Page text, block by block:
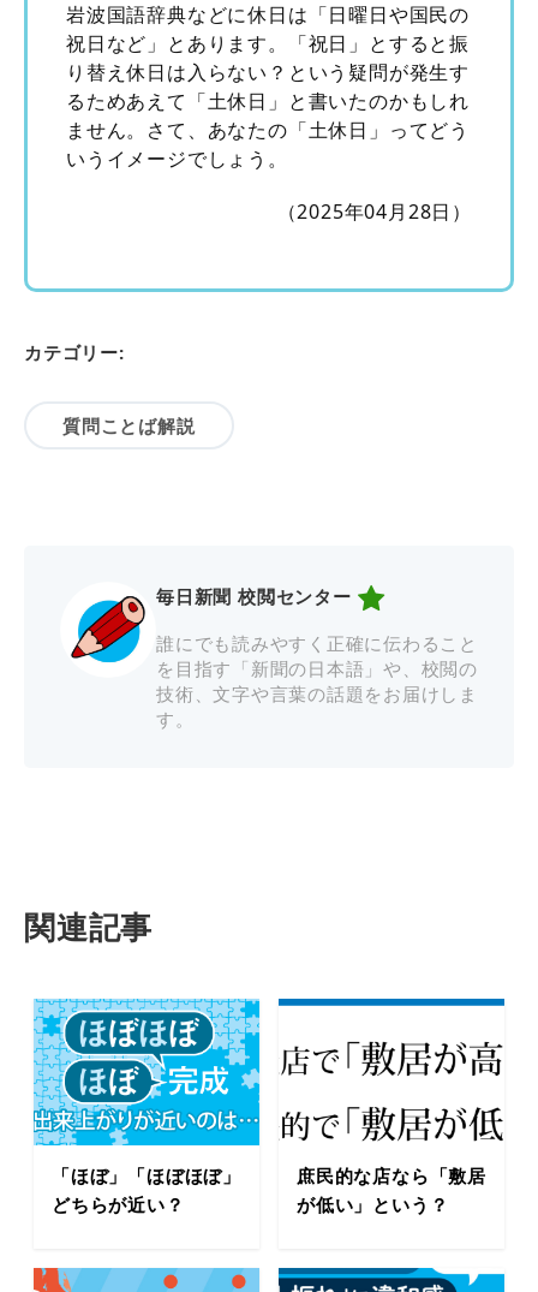
岩波国語辞典などに休日は「日曜日や国民の
祝日など」とあります。「祝日」とすると振
り替え休日は入らない？という疑問が発生す
るためあえて「土休日」と書いたのかもしれ
ません。さて、あなたの「土休日」ってどう
いうイメージでしょう。
（2025年04月28日）
カテゴリー:
質問ことば解説
毎日新聞 校閲センター
誰にでも読みやすく正確に伝わること
を目指す「新聞の日本語」や、校閲の
技術、文字や言葉の話題をお届けしま
す。
関連記事
「ほぼ」「ほぼほぼ」
どちらが近い？
庶民的な店なら「敷居
が低い」という？